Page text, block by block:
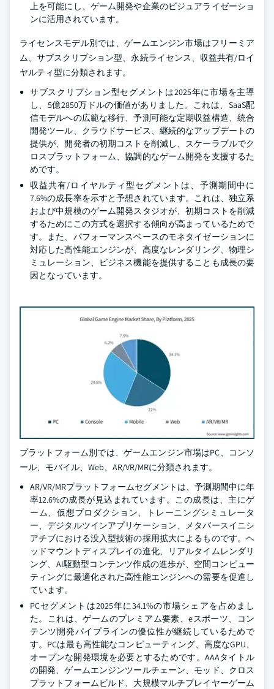
上を可能にし、ゲーム開発や企業のビジュアライゼーショ
ンに活用されています。
ライセンスモデル別では、ゲームエンジン市場はフリーミア
ム、サブスクリプション型、永続ライセンス、収益共有/ロイ
ヤルティ型に分類されます。
サブスクリプション型セグメントは2025年に市場を主導
し、5億2850万ドルの価値がありました。これは、SaaS配
信モデルへの広範な移行、予測可能な定期収益構造、統合
開発ツール、クラウドサービス、継続的なアップデートの
提供が、開発者の初期コストを削減し、スケーラブルでク
ロスプラットフォーム、協調的なゲーム開発を支援するた
めです。
収益共有/ロイヤルティ型セグメントは、予測期間中に
7.6%の成長率を示すと予想されています。これは、独立系
および中規模のゲーム開発スタジオが、初期コストを削減
するためにこの方式を選択する傾向が高まっているためで
す。また、パフォーマンスベースのモネタイゼーションに
対応した高性能エンジンが、高度なレンダリング、物理シ
ミュレーション、ビジネス機能を提供することも成長の要
因となっています。
プラットフォーム別では、ゲームエンジン市場はPC、コンソ
ール、モバイル、Web、AR/VR/MRに分類されます。
AR/VR/MRプラットフォームセグメントは、予測期間中に年
率12.6%の成長が見込まれています。この成長は、主にゲ
ーム、仮想プロダクション、トレーニングシミュレータ
ー、デジタルツインアプリケーション、メタバースイニシ
アチブにおける没入型技術の採用拡大によるものです。ヘ
ッドマウントディスプレイの進化、リアルタイムレンダリ
ング、AI駆動型コンテンツ作成の進歩が、空間コンピュー
ティングに最適化された高性能エンジンへの需要を促進し
ています。
PCセグメントは2025年に34.1%の市場シェアを占めまし
た。これは、ゲームのプレミアム要素、eスポーツ、コン
テンツ開発パイプラインの優位性が継続しているためで
す。PCは最も高性能なコンピューティング、高度なGPU、
オープンな開発環境を必要とするためです。AAAタイトル
の開発、ゲームエンジンツールチェーン、モッド、クロス
プラットフォームビルド、大規模マルチプレイヤーゲーム